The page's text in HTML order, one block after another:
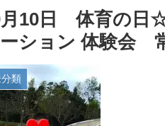
月10日 体育の
ション 体験会
類